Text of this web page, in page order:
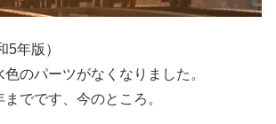
5年版）
のパーツがなくなりました。
でです、今のところ。